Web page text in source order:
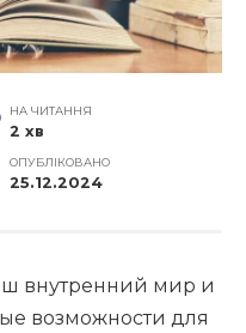
НА ЧИТАННЯ
2 хв
ОПУБЛІКОВАНО
25.12.2024
внутренний мир и
возможности для